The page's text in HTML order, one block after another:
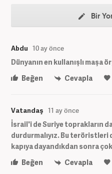
Bir
Abdu 10 ay önce
Dünyanın en kullanışlı maşa
Beğen
Cevapla
Vatandaş 11 ay önce
İsrail'i de Suriye toprakların
durdurmalıyız. Bu teröristleri
kapıya dayandıkdan sonra
Beğen
Cevapla